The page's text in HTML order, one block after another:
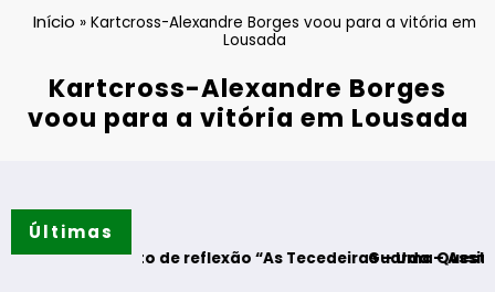
Início »Kartcross-Alexandre Borges voou para a vitória em
Lousada
Kartcross-Alexandre Borges
voou para a vitória em Lousada
Últimas
de reflexão “As Tecedeiras – Uma Questão de
Guarda – Assinatura dos